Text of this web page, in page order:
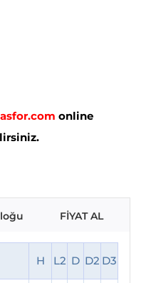
online
FİYAT AL
H L2 D D2 D3